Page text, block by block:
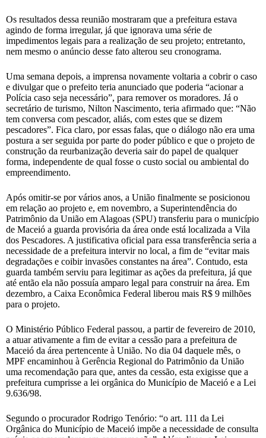
Os resultados dessa reunião mostraram que a prefeitura estava
agindo de forma irregular, já que ignorava uma série de
impedimentos legais para a realização de seu projeto; entretanto,
nem mesmo o anúncio desse fato alterou seu cronograma.
Uma semana depois, a imprensa novamente voltaria a cobrir o caso
e divulgar que o prefeito teria anunciado que poderia “acionar a
Polícia caso seja necessário”, para remover os moradores. Já o
secretário de turismo, Nilton Nascimento, teria afirmado que: “Não
tem conversa com pescador, aliás, com estes que se dizem
pescadores”. Fica claro, por essas falas, que o diálogo não era uma
postura a ser seguida por parte do poder público e que o projeto de
construção da reurbanização deveria sair do papel de qualquer
forma, independente de qual fosse o custo social ou ambiental do
empreendimento.
Após omitir-se por vários anos, a União finalmente se posicionou
em relação ao projeto e, em novembro, a Superintendência do
Patrimônio da União em Alagoas (SPU) transferiu para o município
de Maceió a guarda provisória da área onde está localizada a Vila
dos Pescadores. A justificativa oficial para essa transferência seria a
necessidade de a prefeitura intervir no local, a fim de “evitar mais
degradações e coibir invasões constantes na área”. Contudo, esta
guarda também serviu para legitimar as ações da prefeitura, já que
até então ela não possuía amparo legal para construir na área. Em
dezembro, a Caixa Econômica Federal liberou mais R$ 9 milhões
para o projeto.
O Ministério Público Federal passou, a partir de fevereiro de 2010,
a atuar ativamente a fim de evitar a cessão para a prefeitura de
Maceió da área pertencente à União. No dia 04 daquele mês, o
MPF encaminhou à Gerência Regional do Patrimônio da União
uma recomendação para que, antes da cessão, esta exigisse que a
prefeitura cumprisse a lei orgânica do Município de Maceió e a Lei
9.636/98.
Segundo o procurador Rodrigo Tenório: “o art. 111 da Lei
Orgânica do Município de Maceió impõe a necessidade de consulta